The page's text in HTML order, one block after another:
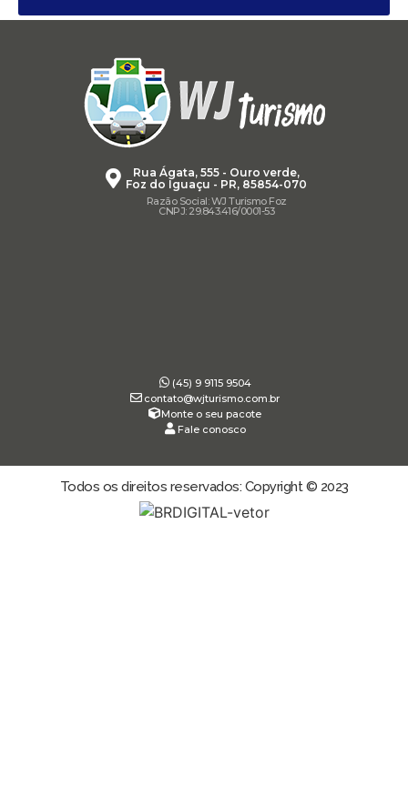
Rua Ágata, 555 - Ouro verde,
Foz do Iguaçu - PR, 85854-070
Razão Social: WJ Turismo Foz
CNPJ: 29.843.416/0001-53
(45) 9 9115 9504
contato@wjturismo.com.br
Monte o seu pacote
Fale conosco
Todos os direitos reservados: Copyright © 2023